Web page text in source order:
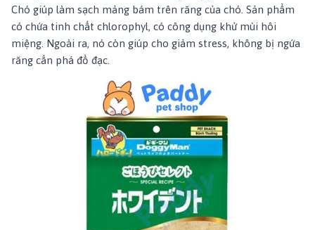
Chó giúp làm sạch mảng bám trên răng của chó. Sản phẩm
có chứa tinh chất chlorophyl, có công dụng khử mùi hôi
miệng. Ngoài ra, nó còn giúp cho giảm stress, không bị ngứa
răng cắn phá đồ đạc.